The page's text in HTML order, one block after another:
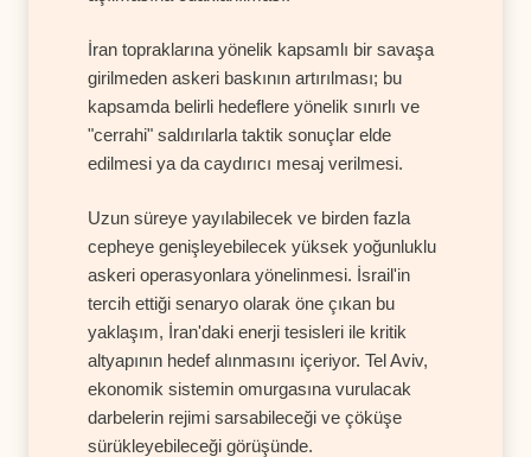
İran topraklarına yönelik kapsamlı bir savaşa
girilmeden askeri baskının artırılması; bu
kapsamda belirli hedeflere yönelik sınırlı ve
"cerrahi" saldırılarla taktik sonuçlar elde
edilmesi ya da caydırıcı mesaj verilmesi.
Uzun süreye yayılabilecek ve birden fazla
cepheye genişleyebilecek yüksek yoğunluklu
askeri operasyonlara yönelinmesi. İsrail'in
tercih ettiği senaryo olarak öne çıkan bu
yaklaşım, İran'daki enerji tesisleri ile kritik
altyapının hedef alınmasını içeriyor. Tel Aviv,
ekonomik sistemin omurgasına vurulacak
darbelerin rejimi sarsabileceği ve çöküşe
sürükleyebileceği görüşünde.